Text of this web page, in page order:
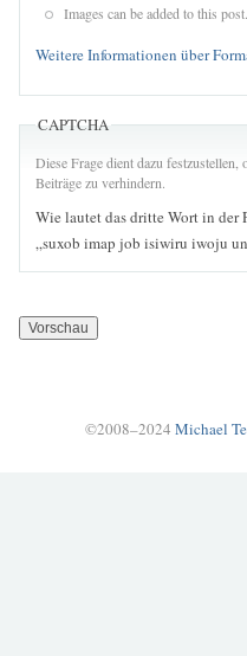
Images can be added to this post.
Weitere Informationen über
CAPTCHA
Diese Frage dient dazu
Beiträge zu verhindern.
Wie lautet das dritte Wort in der
„suxob imap job isiwiru iwoju
©2008–2024 Michael